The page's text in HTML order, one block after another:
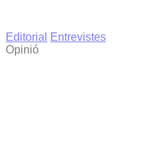
Editorial
Entrevistes
Opinió